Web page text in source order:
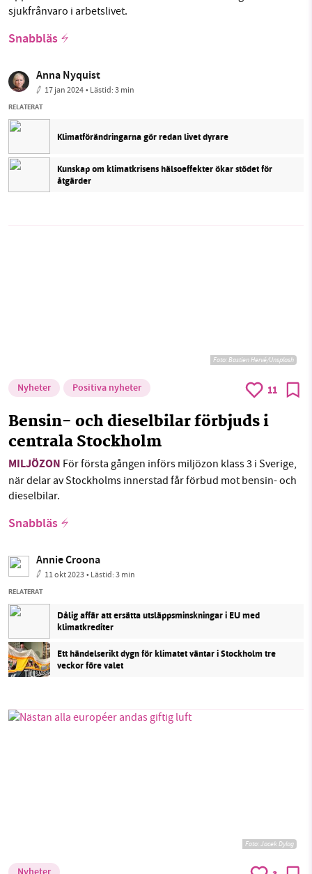
sjukfrånvaro i arbetslivet.
Snabbläs
Anna Nyquist
17 jan 2024• Lästid:3 min
RELATERAT
Klimatförändringarna gör redan livet dyrare
Kunskap om klimatkrisens hälsoeffekter ökar stödet för
åtgärder
Foto: Bastien Hervé/Unsplash
Nyheter Positiva nyheter 11
Bensin- och dieselbilar förbjuds i
centrala Stockholm
MILJÖZON För första gången införs miljözon klass 3 i Sverige,
när delar av Stockholms innerstad får förbud mot bensin- och
dieselbilar.
Snabbläs
Annie Croona
11 okt 2023• Lästid:3 min
RELATERAT
Dålig affär att ersätta utsläppsminskningar i EU med
klimatkrediter
Ett händelserikt dygn för klimatet väntar i Stockholm tre
veckor före valet
Foto:Jacek Dylag